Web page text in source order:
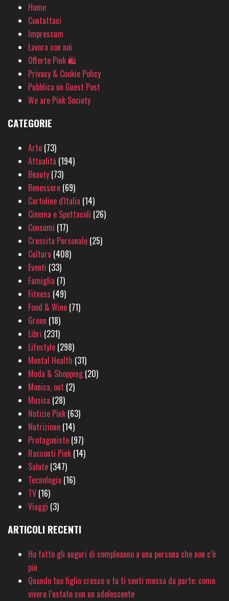
Home
Contattaci
Impressum
Lavora con noi
Offerte Pink 🛍
Privacy & Cookie Policy
Pubblica un Guest Post
We are Pink Society
CATEGORIE
Arte (73)
Attualità (194)
Beauty (73)
Benessere (69)
Cartoline d'Italia (14)
Cinema e Spettacoli (26)
Consumi (17)
Crescita Personale (25)
Cultura (408)
Eventi (33)
Famiglia (7)
Fitness (49)
Food & Wine (71)
Green (18)
Libri (231)
Lifestyle (298)
Mental Health (31)
Moda & Shopping(20)
Monica, out (2)
Musica (28)
Notizie Pink (63)
Nutrizione (14)
Protagoniste (97)
Racconti Pink (14)
Salute (347)
Tecnologia (16)
TV (16)
Viaggi (3)
ARTICOLI RECENTI
Ho fatto gli auguri di compleanno a una persona che non c’è
più
Quando tuo figlio cresce e tu ti senti messa da parte: come
vivere l’estate con un adolescente